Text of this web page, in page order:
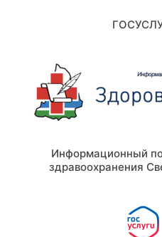
Информационный
здравоохранения